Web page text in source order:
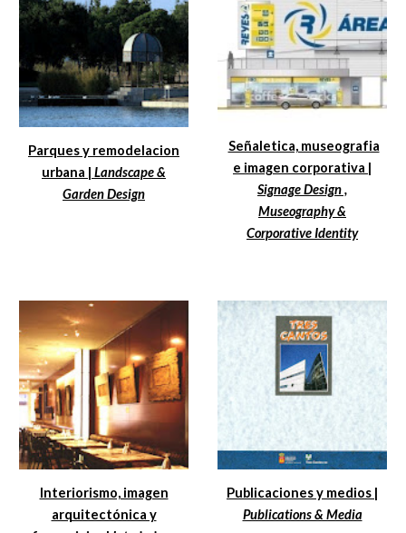
Parques y remodelacion
urbana | Landscape &
Garden Design
Señaletica, museografia
e imagen corporativa |
Signage Design ,
Museography &
Corporative Identity
Interiorismo, imagen
arquitectónica y
Publicaciones y medios |
Publications & Media